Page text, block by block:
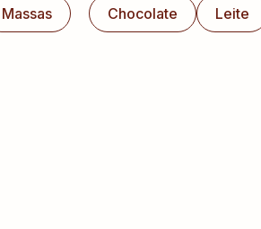
Massas
Chocolate
Leite